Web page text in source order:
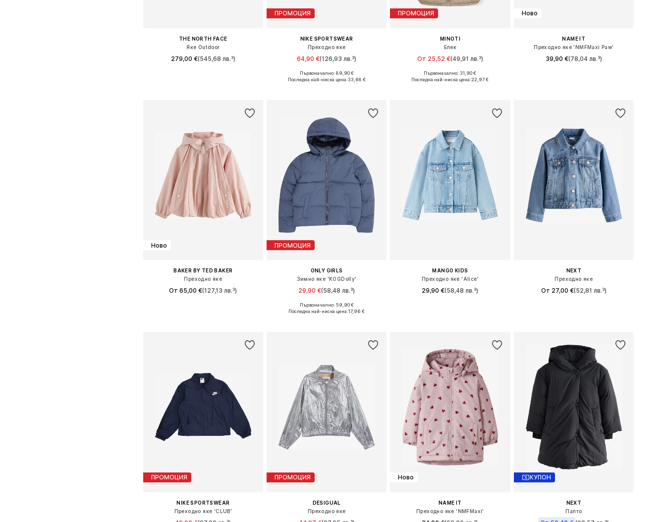
THE NORTH FACE
Яке Outdoor
279,00 €(545,68 лв.³)
ПРОМОЦИЯ
NIKE SPORTSWEAR
Преходно яке
64,90 €(126,93 лв.³)
Предлага се в много размери
Първоначално: 89,90 €
Последна най-ниска цена:33,68 €
ПРОМОЦИЯ
MINOTI
Елек
От 25,52 €(49,91 лв.³)
Предлага се в много размери
Първоначално: 31,90 €
Последна най-ниска цена:22,97 €
Ново
NAME IT
Преходно яке 'NMFMaxi Paw'
39,90 €(78,04 лв.³)
Ново
BAKER BY TED BAKER
Преходно яке
От 65,00 €(127,13 лв.³)
ПРОМОЦИЯ
ONLY GIRLS
Зимно яке 'KOGDolly'
29,90 €(58,48 лв.³)
Предлага се в много размери
Първоначално: 59,90 €
Последна най-ниска цена:17,96 €
MANGO KIDS
Преходно яке 'Alice'
29,90 €(58,48 лв.³)
NEXT
Преходно яке
От 27,00 €(52,81 лв.³)
ПРОМОЦИЯ
NIKE SPORTSWEAR
Преходно яке 'CLUB'
ПРОМОЦИЯ
DESIGUAL
Преходно яке
Ново
NAME IT
Преходно яке 'NMFMaxi'
КУПОН
NEXT
Палто